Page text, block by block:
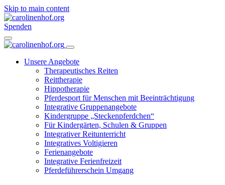
Skip to main content
Spenden
Unsere Angebote
Therapeutisches Reiten
Reittherapie
Hippotherapie
Pferdesport für Menschen mit Beeinträchtigung
Integrative Gruppenangebote
Kindergruppe „Steckenpferdchen“
Für Kindergärten, Schulen & Gruppen
Integrativer Reitunterricht
Integratives Voltigieren
Ferienangebote
Integrative Ferienfreizeit
Pferdeführerschein Umgang